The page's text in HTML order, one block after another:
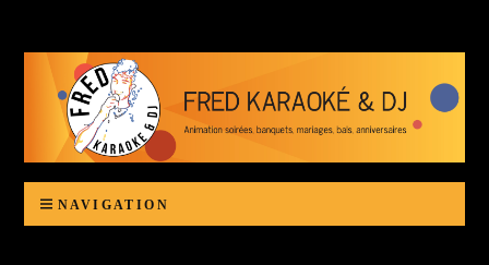
Karaoké Fred
Animation d'anniversaires, banquets, bals, mariages ou autres organisations festives
NAVIGATION